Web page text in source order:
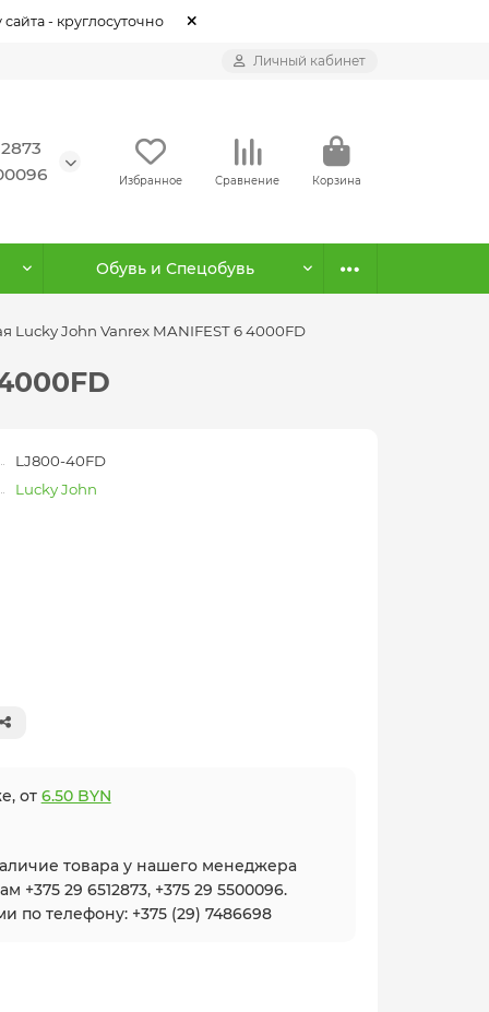
- круглосуточно
Личный кабинет
Избранное Сравнение Корзина
Обувь и Спецобувь
Lucky John Vanrex MANIFEST 6 4000FD
LJ800-40FD
Lucky John
от 6.50 BYN
товара у нашего менеджера
29 6512873, +375 29 5500096.
по телефону: +375 (29) 7486698